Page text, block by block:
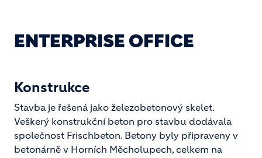
ENTERPRISE OFFICE
Konstrukce
Stavba je řešená jako železobetonový skelet.
Veškerý konstrukční beton pro stavbu dodávala
společnost Frischbeton. Betony byly připraveny v
betonárně v Horních Měcholupech, celkem na